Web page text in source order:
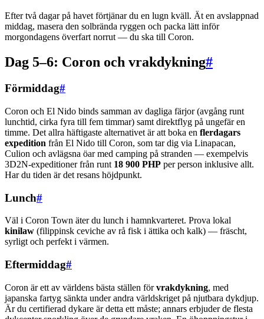
Efter två dagar på havet förtjänar du en lugn kväll. Ät en avslappnad
middag, masera den solbrända ryggen och packa lätt inför
morgondagens överfart norrut — du ska till Coron.
Dag 5–6: Coron och vrakdykning#
Förmiddag#
Coron och El Nido binds samman av dagliga färjor (avgång runt
lunchtid, cirka fyra till fem timmar) samt direktflyg på ungefär en
timme. Det allra häftigaste alternativet är att boka en flerdagars
expedition från El Nido till Coron, som tar dig via Linapacan,
Culion och avlägsna öar med camping på stranden — exempelvis
3D2N-expeditioner från runt 18 900 PHP per person inklusive allt.
Har du tiden är det resans höjdpunkt.
Lunch#
Väl i Coron Town äter du lunch i hamnkvarteret. Prova lokal
kinilaw (filippinsk ceviche av rå fisk i ättika och kalk) — fräscht,
syrligt och perfekt i värmen.
Eftermiddag#
Coron är ett av världens bästa ställen förvrakdykning, med
japanska fartyg sänkta under andra världskriget på njutbara dykdjup.
Är du certifierad dykare är detta ett måste; annars erbjuder de flesta